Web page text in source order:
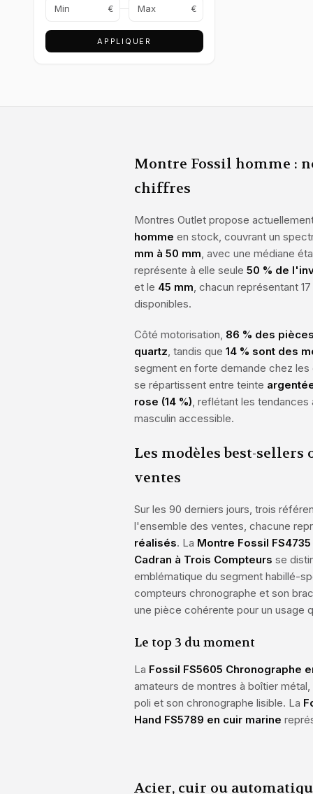
€ €
APPLIQUER
Montre Fossil homme :
chiffres
Montres Outlet propose
homme en stock, couvrant un
mm à 50 mm, avec une médiane
représente à elle seule 50 % de
et le 45 mm, chacun représentant
disponibles.
Côté motorisation, 86 % des
quartz, tandis que 14 % sont des
segment en forte demande chez
se répartissent entre teinte
rose (14 %), reflétant les tendances
masculin accessible.
Les modèles best-sellers
ventes
Sur les 90 derniers jours, trois
l'ensemble des ventes, chacune
réalisés. La Montre Fossil
Cadran à Trois Compteurs se
emblématique du segment habillé-
compteurs chronographe et son
une pièce cohérente pour un usage
Le top 3 du moment
La Fossil FS5605 Chronographe
amateurs de montres à boîtier
poli et son chronographe lisible. La
Hand FS5789 en cuir marine
Acier, cuir ou